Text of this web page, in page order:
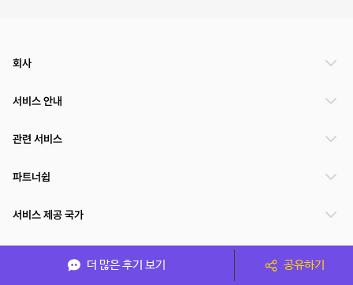
더 많은 후기 보기 공유하기
회사
서비스 안내
관련 서비스
파트너쉽
서비스 제공 국가
(주)NSPACE 사업자정보